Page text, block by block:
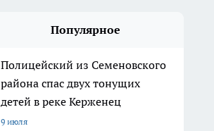
Популярное
Полицейский из Семеновского
района спас двух тонущих
детей в реке Керженец
9 июля